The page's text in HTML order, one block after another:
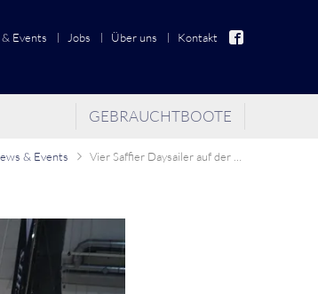
Events Jobs Über uns Kontakt
GEBRAUCHTBOOTE
& Events